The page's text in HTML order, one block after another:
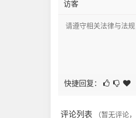
快捷回复：
评论列表 （暂无评论，